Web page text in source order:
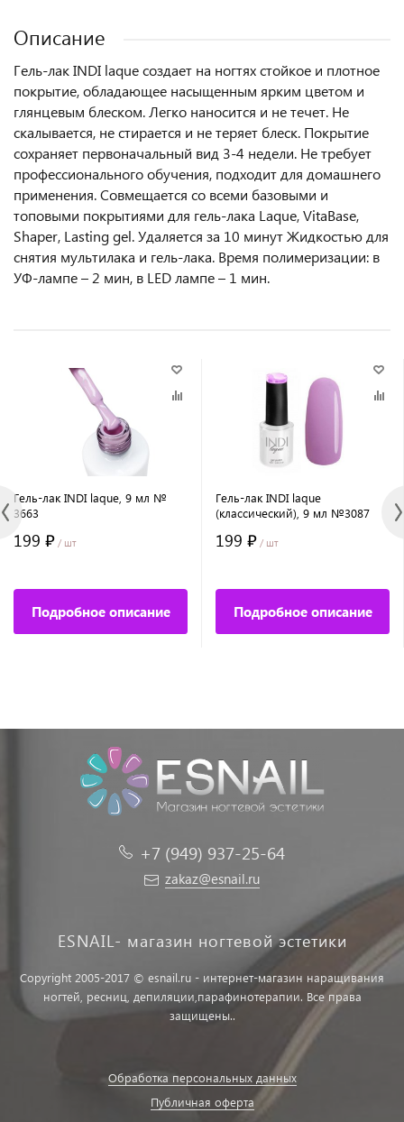
Описание
Гель-лак INDI laque создает на ногтях стойкое и плотное
покрытие, обладающее насыщенным ярким цветом и
глянцевым блеском. Легко наносится и не течет. Не
скалывается, не стирается и не теряет блеск. Покрытие
сохраняет первоначальный вид 3-4 недели. Не требует
профессионального обучения, подходит для домашнего
применения. Совмещается со всеми базовыми и
топовыми покрытиями для гель-лака Laque, VitaBase,
Shaper, Lasting gel. Удаляется за 10 минут Жидкостью для
снятия мультилака и гель-лака. Время полимеризации: в
УФ-лампе – 2 мин, в LED лампе – 1 мин.
Гель-лак INDI laque, 9 мл №
3663
199 ₽ / шт
Подробное описание
Гель-лак INDI laque
(классический), 9 мл №3087
199 ₽ / шт
Подробное описание
+7 (949) 937-25-64
zakaz@esnail.ru
ESNAIL- магазин ногтевой эстетики
Copyright 2005-2017 © esnail.ru - интернет-магазин наращивания
ногтей, ресниц, депиляции,парафинотерапии. Все права
защищены..
Обработка персональных данных
Публичная оферта